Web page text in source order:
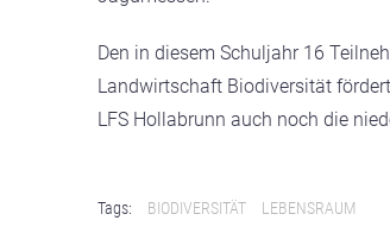
Den in diesem Schuljahr 16
Landwirtschaft Biodiversität
LFS Hollabrunn auch noch die
Tags: BIODIVERSITÄT LEBENSRAUM